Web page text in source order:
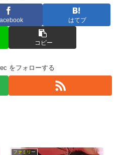
はてブ
コピー
をフォローする
ファミリー